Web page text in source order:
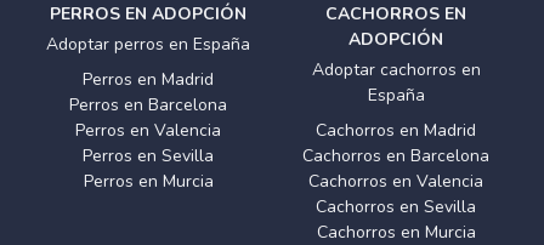
PERROS EN ADOPCIÓN
Adoptar perros en España
Perros en Madrid
Perros en Barcelona
Perros en Valencia
Perros en Sevilla
Perros en Murcia
CACHORROS EN
ADOPCIÓN
Adoptar cachorros en
España
Cachorros en Madrid
Cachorros en Barcelona
Cachorros en Valencia
Cachorros en Sevilla
Cachorros en Murcia